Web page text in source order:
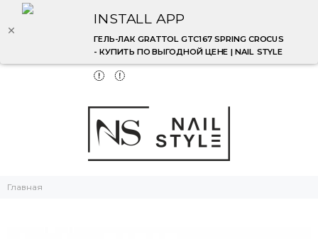
INSTALL APP
ГЕЛЬ-ЛАК GRATTOL GTC167 SPRING CROCUS
- КУПИТЬ ПО ВЫГОДНОЙ ЦЕНЕ | NAIL STYLE
Главная